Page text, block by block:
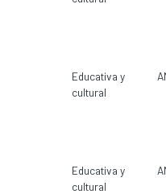
Educativa y
cultural
Educativa y
cultural